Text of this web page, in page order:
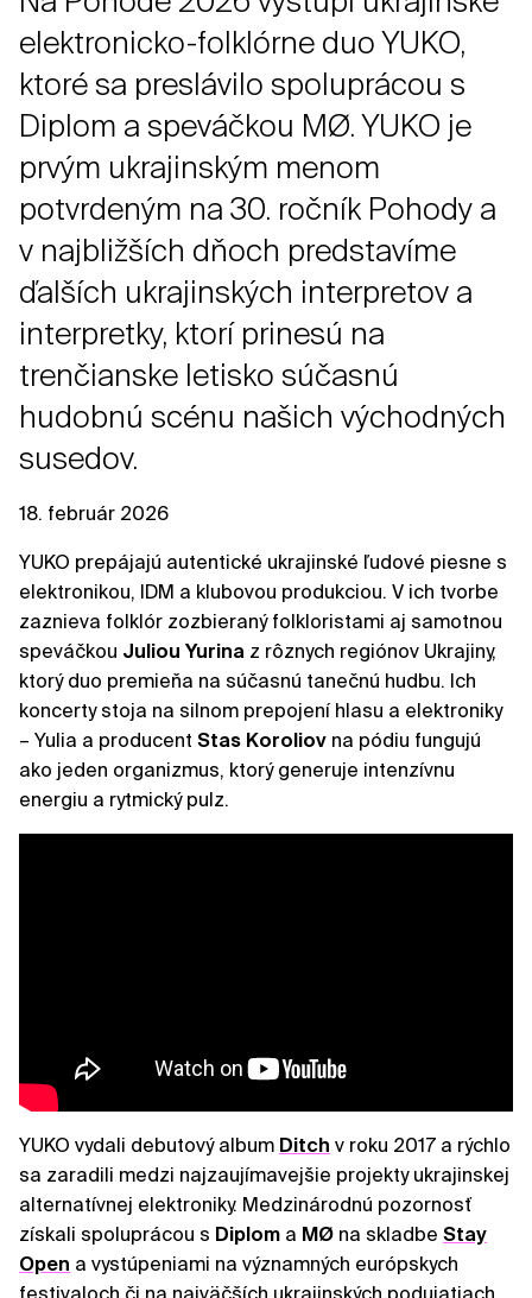
elektronicko-folklórne duo YUKO,
ktoré sa preslávilo spoluprácou s
Diplom a speváčkou MØ. YUKO je
prvým ukrajinským menom
potvrdeným na 30. ročník Pohody a
v najbližších dňoch predstavíme
ďalších ukrajinských interpretov a
interpretky, ktorí prinesú na
trenčianske letisko súčasnú
hudobnú scénu našich východných
susedov.
18. február 2026
YUKO prepájajú autentické ukrajinské ľudové piesne s
elektronikou, IDM a klubovou produkciou. V ich tvorbe
zaznieva folklór zozbieraný folkloristami aj samotnou
speváčkou Juliou Yurina z rôznych regiónov Ukrajiny,
ktorý duo premieňa na súčasnú tanečnú hudbu. Ich
koncerty stoja na silnom prepojení hlasu a elektroniky
– Yulia a producent Stas Koroliov na pódiu fungujú
ako jeden organizmus, ktorý generuje intenzívnu
energiu a rytmický pulz.
YUKO vydali debutový album Ditch v roku 2017 a rýchlo
sa zaradili medzi najzaujímavejšie projekty ukrajinskej
alternatívnej elektroniky. Medzinárodnú pozornosť
získali spoluprácou s Diplom a MØ na skladbe Stay
Open a vystúpeniami na významných európskych